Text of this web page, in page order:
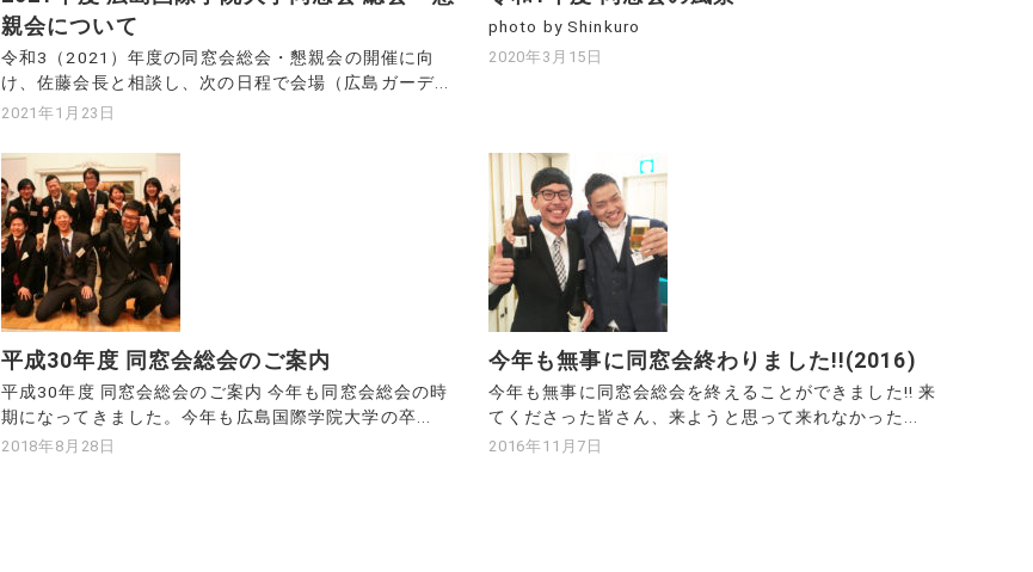
親会について
令和3（2021）年度の同窓会総会・懇親会の開催に向
け、佐藤会長と相談し、次の日程で会場（広島ガーデ...
2021年1月23日
photo by Shinkuro
2020年3月15日
平成30年度 同窓会総会のご案内
平成30年度 同窓会総会のご案内 今年も同窓会総会の時
期になってきました。今年も広島国際学院大学の卒...
2018年8月28日
今年も無事に同窓会終わりました!!(2016)
今年も無事に同窓会総会を終えることができました!! 来
てくださった皆さん、来ようと思って来れなかった...
2016年11月7日